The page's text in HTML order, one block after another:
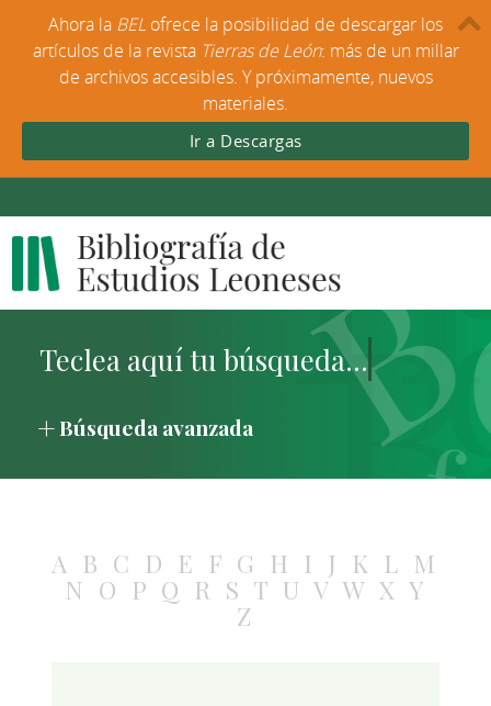
Búsqueda avanzada
A B C D E F G H I J K L M
N O P Q R S T U V W X Y
Z
Ahora la BEL ofrece la posibilidad de descargar los
artículos de la revista Tierras de León: más de un millar
de archivos accesibles. Y próximamente, nuevos
materiales.
Ir a Descargas